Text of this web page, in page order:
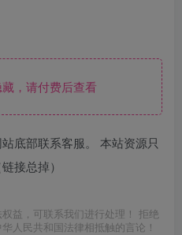
，请付费后查看
底部联系客服。 本站资源只
接总掉）
益，可联系我们进行处理！ 拒绝
人民共和国法律相抵触的言论！